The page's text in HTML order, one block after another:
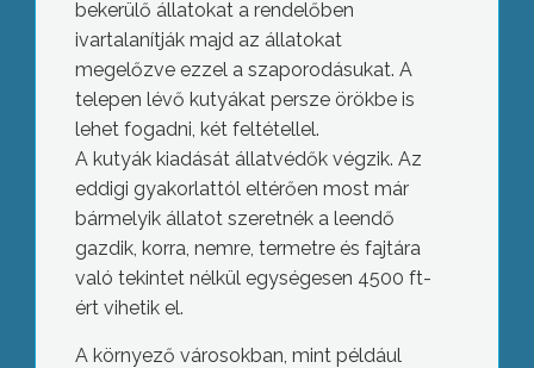
bekerülő állatokat a rendelőben
ivartalanítják majd az állatokat
megelőzve ezzel a szaporodásukat. A
telepen lévő kutyákat persze örökbe is
lehet fogadni, két feltétellel.
A kutyák kiadását állatvédők végzik. Az
eddigi gyakorlattól eltérően most már
bármelyik állatot szeretnék a leendő
gazdik, korra, nemre, termetre és fajtára
való tekintet nélkül egységesen 4500 ft-
ért vihetik el.
A környező városokban, mint például